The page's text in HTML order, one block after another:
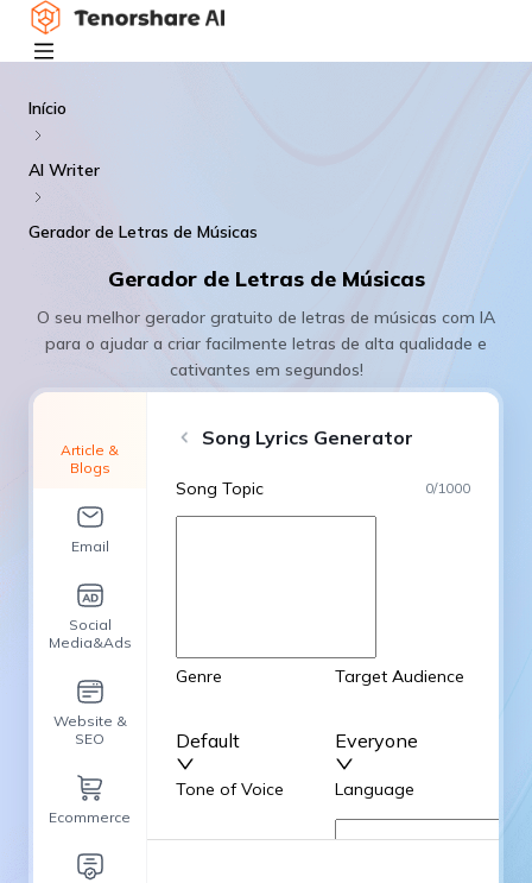
Início
AI Writer
Gerador de Letras de Músicas
Gerador de Letras de Músicas
O seu melhor gerador gratuito de letras de músicas com IA
para o ajudar a criar facilmente letras de alta qualidade e
cativantes em segundos!
Article &
Blogs
Email
Social
Media&Ads
Website &
SEO
Ecommerce
Song Lyrics Generator
Song Topic 0/1000
Genre
Default
Target Audience
Everyone
Tone of Voice Language